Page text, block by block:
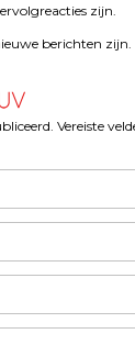
Vereiste
zijn.
berichten zijn.